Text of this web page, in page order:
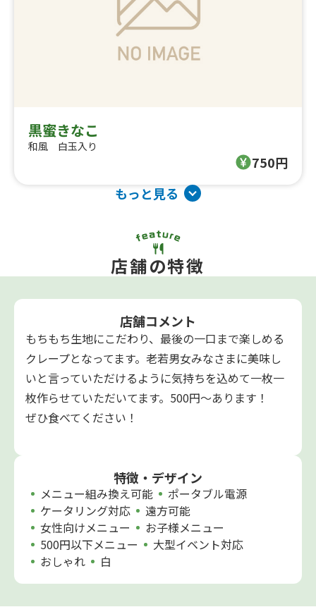
黒蜜きなこ
和風 白玉入り
750円
もっと見る
店舗の特徴
店舗コメント
もちもち生地にこだわり、最後の一口まで楽しめる
クレープとなってます。老若男女みなさまに美味し
いと言っていただけるように気持ちを込めて一枚一
枚作らせていただいてます。500円〜あります！
ぜひ食べてください！
特徴・デザイン
メニュー組み換え可能
ポータブル電源
ケータリング対応
遠方可能
女性向けメニュー
お子様メニュー
500円以下メニュー
大型イベント対応
おしゃれ
白